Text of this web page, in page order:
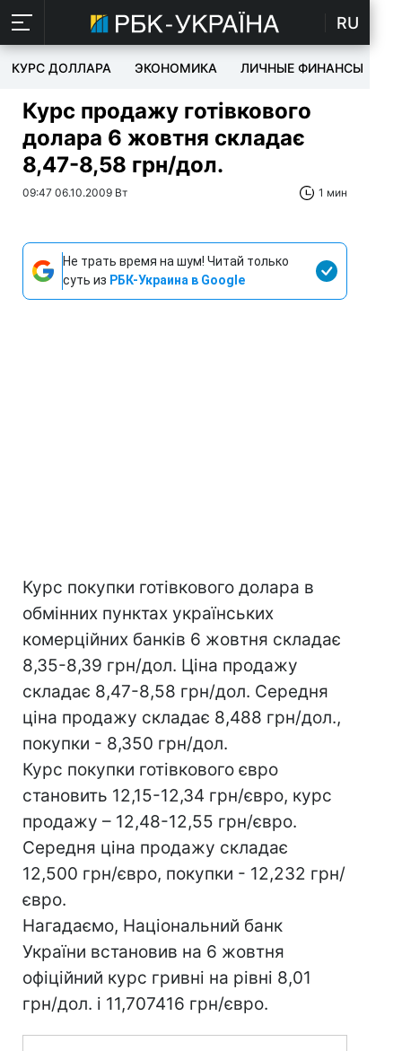
RU
КУРС ДОЛЛАРА ЭКОНОМИКА ЛИЧНЫЕ ФИНАНСЫ
Курс продажу готівкового
долара 6 жовтня складає
8,47-8,58 грн/дол.
09:47 06.10.2009 Вт 1 мин
Не трать время на шум! Читай только
суть из РБК-Украина в Google
Курс покупки готівкового долара в
обмінних пунктах українських
комерційних банків 6 жовтня складає
8,35-8,39 грн/дол. Ціна продажу
складає 8,47-8,58 грн/дол. Середня
ціна продажу складає 8,488 грн/дол.,
покупки - 8,350 грн/дол.
Курс покупки готівкового євро
становить 12,15-12,34 грн/євро, курс
продажу – 12,48-12,55 грн/євро.
Середня ціна продажу складає
12,500 грн/євро, покупки - 12,232 грн/
євро.
Нагадаємо, Національний банк
України встановив на 6 жовтня
офіційний курс гривні на рівні 8,01
грн/дол. і 11,707416 грн/євро.